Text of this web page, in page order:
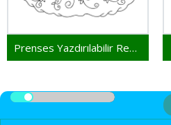
Prenses Yazdırılabilir Resim